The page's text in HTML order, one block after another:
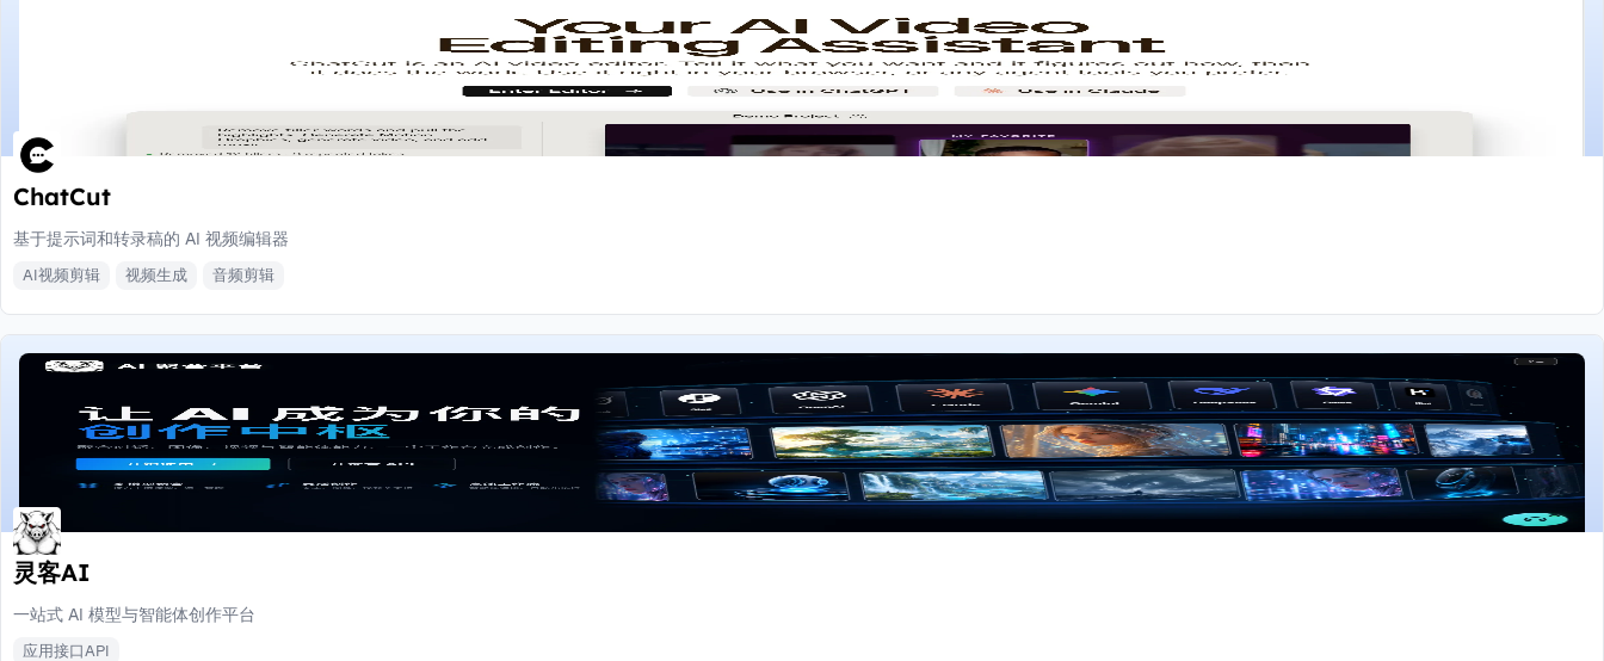
ChatCut
基于提示词和转录稿的 AI 视频编辑器
AI视频剪辑 视频生成 音频剪辑
灵客AI
一站式 AI 模型与智能体创作平台
应用接口API